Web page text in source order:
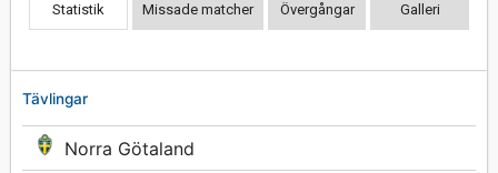
Tävlingar
Norra Götaland
Statistik Missade matcher Övergångar Galleri